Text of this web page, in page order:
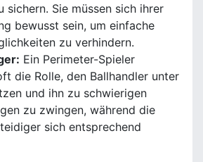
sichern. Sie müssen sich ihrer
bewusst sein, um einfache
zu verhindern.
Ein Perimeter-Spieler
die Rolle, den Ballhandler unter
und ihn zu schwierigen
zu zwingen, während die
sich entsprechend